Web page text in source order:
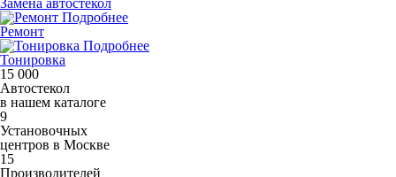
Замена автостекол
Подробнее
Ремонт
Подробнее
Тонировка
15 000
Автостекол
в нашем каталоге
9
Установочных
центров в Москве
15
Производителей